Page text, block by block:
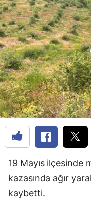
19 Mayıs ilçesinde
kazasında ağır
kaybetti.